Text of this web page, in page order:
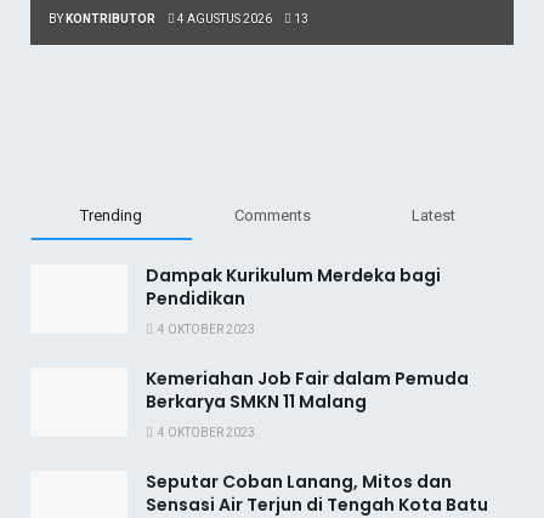
BYKONTRIBUTOR 4 AGUSTUS 2026 13
Trending Comments Latest
Dampak Kurikulum Merdeka bagi
Pendidikan
4 OKTOBER 2023
Kemeriahan Job Fair dalam Pemuda
Berkarya SMKN 11 Malang
4 OKTOBER 2023
Seputar Coban Lanang, Mitos dan
Sensasi Air Terjun di Tengah Kota Batu